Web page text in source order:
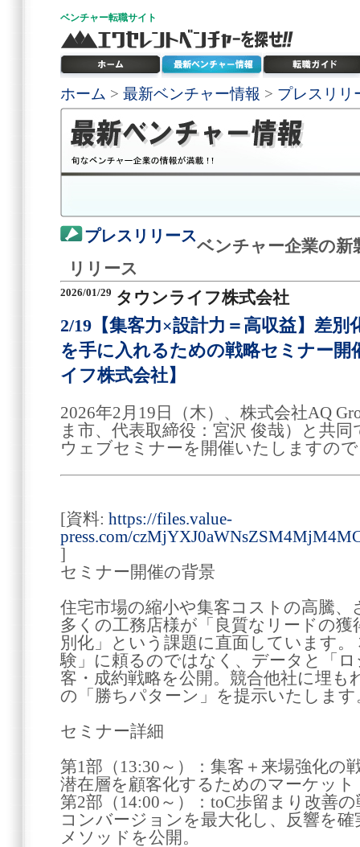
ベンチャー転職サイト
ホーム > 最新ベンチャー情報 > プレスリリ
プレスリリース
ベンチャー企業の新
リリース
2026/01/29 タウンライフ株式会社
2/19【集客力×設計力＝高収益】差
を手に入れるための戦略セミナー
イフ株式会社】
2026年2月19日（木）、株式会社AQ
ま市、代表取締役：宮沢 俊哉）と共
ウェブセミナーを開催いたしますの
[資料: https://files.value-
press.com/
]
セミナー開催の背景
住宅市場の縮小や集客コストの高騰
多くの工務店様が「良質なリードの
別化」という課題に直面しています
験」に頼るのではなく、データと「
客・成約戦略を公開。競合他社に埋も
の「勝ちパターン」を提示いたします
セミナー詳細
第1部（13:30～）：集客＋来場強化の
潜在層を顧客化するためのマーケッ
第2部（14:00～）：toC歩留まり改善の
コンバージョンを最大化し、反響を
メソッドを公開。